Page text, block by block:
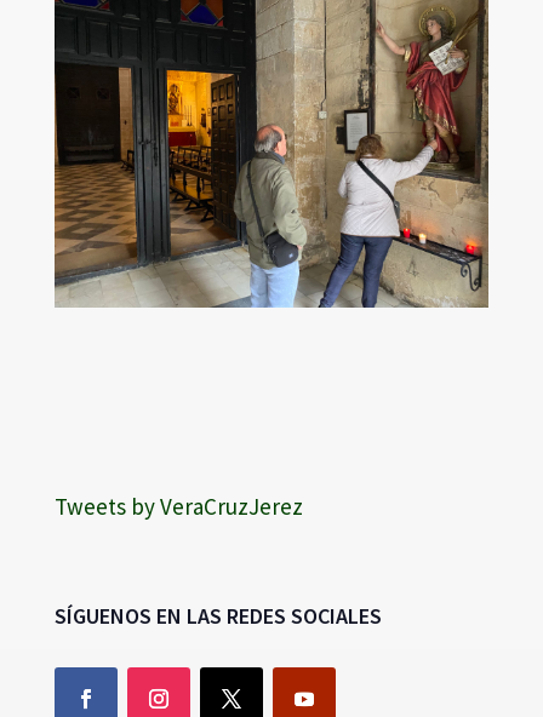
Tweets by VeraCruzJerez
SÍGUENOS EN LAS REDES SOCIALES